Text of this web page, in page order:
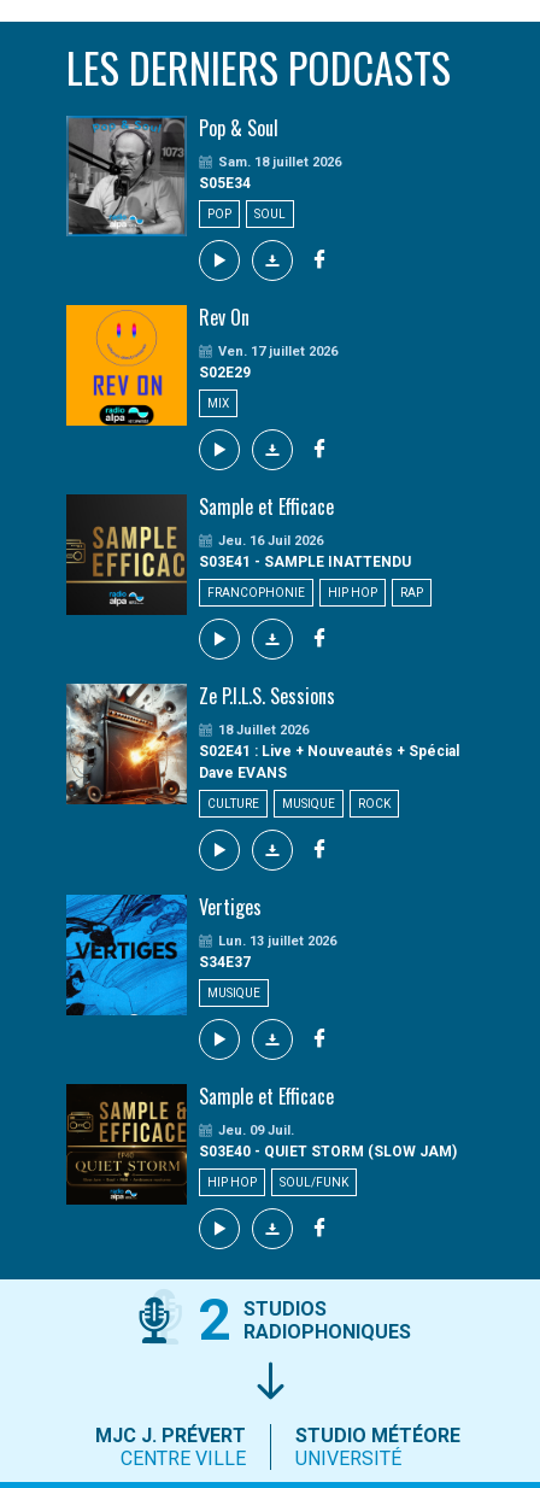
LES DERNIERS PODCASTS
Pop & Soul
Sam. 18 juillet 2026
S05E34
POP SOUL
Rev On
Ven. 17 juillet 2026
S02E29
MIX
Sample et Efficace
Jeu. 16 Juil 2026
S03E41 - SAMPLE INATTENDU
FRANCOPHONIE HIP HOP RAP
Ze P.I.L.S. Sessions
18 Juillet 2026
S02E41 : Live + Nouveautés + Spécial
Dave EVANS
CULTURE MUSIQUE ROCK
Vertiges
Lun. 13 juillet 2026
S34E37
MUSIQUE
Sample et Efficace
Jeu. 09 Juil.
S03E40 - QUIET STORM (SLOW JAM)
HIP HOP SOUL/FUNK
2
STUDIOS
RADIOPHONIQUES
MJC J. PRÉVERT
CENTRE VILLE
STUDIO MÉTÉORE
UNIVERSITÉ